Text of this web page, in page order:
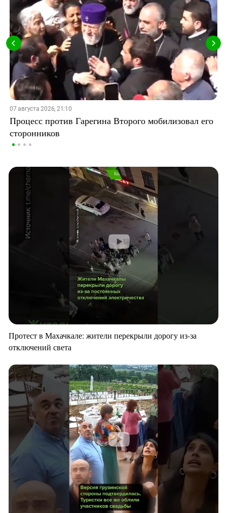
07 августа 2026, 21:10
Процесс против Гарегина Второго мобилизовал его
сторонников
Протест в Махачкале: жители перекрыли дорогу из-за
отключений света